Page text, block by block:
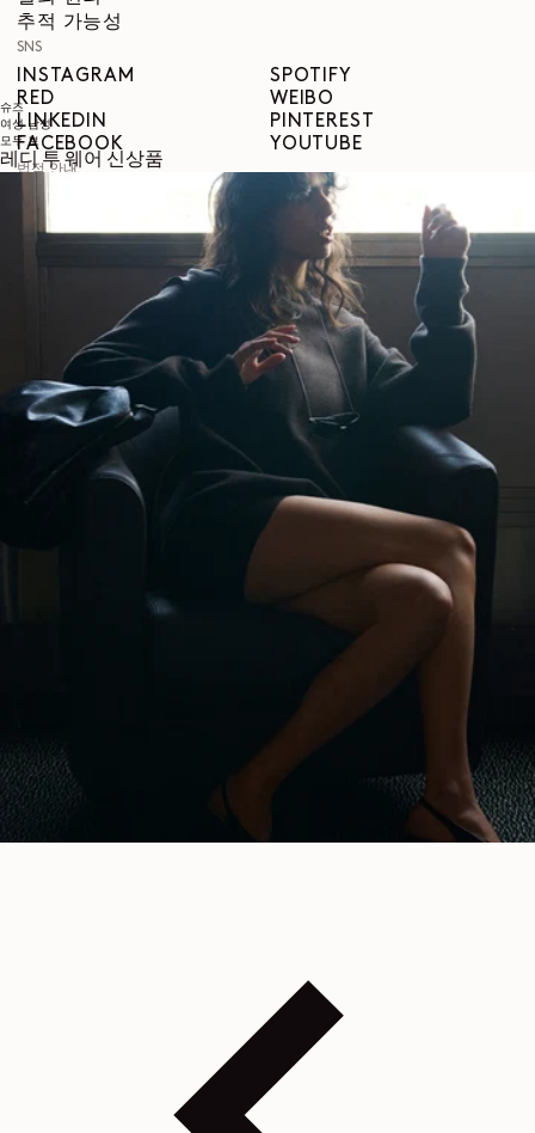
슈즈
여성 남성
모두 보
레디 투 웨어 신상품
추적 가능성
SNS
INSTAGRAM
RED
LINKEDIN
FACEBOOK
SPOTIFY
WEIBO
PINTEREST
YOUTUBE
법적 안내
이용약관
개인정보 보호정책
COOKIES SETTINGS